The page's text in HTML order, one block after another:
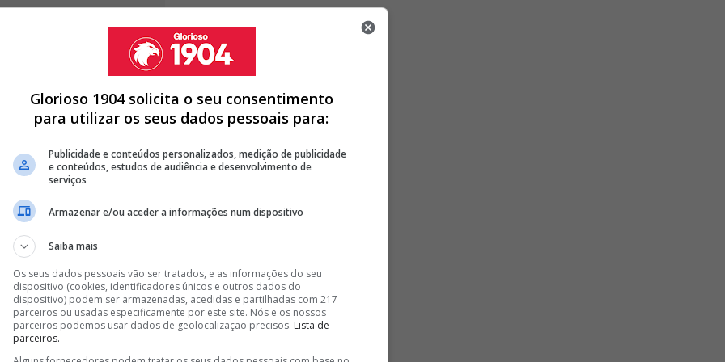
dos encarnados, o profissional de 35 anos prepara-
Rúben Soares vai integrar a equipa técnica do
Fàbregas, que irá disputar a Liga dos Campeões. A
LEVAR MAIS UM JOGADOR DO BENFICA PARA O COMO
JOGADORES DO BENFICA PARA O COMO
EXPERIÊNCIA COM FÀBREGAS
< >
trabalhou com vários treinadores de renome,
Glorioso 1904 solicita o seu consentimento
para utilizar os seus dados pessoais para:
Publicidade e conteúdos personalizados, medição de publicidade
e conteúdos, estudos de audiência e desenvolvimento de
serviços
Armazenar e/ou aceder a informações num dispositivo
Saiba mais
Os seus dados pessoais vão ser tratados, e as informações do seu
dispositivo (cookies, identificadores únicos e outros dados do
dispositivo) podem ser armazenadas, acedidas e partilhadas com 217
parceiros ou usadas especificamente por este site. Nós e os nossos
parceiros podemos usar dados de geolocalização precisos. Lista de
parceiros.